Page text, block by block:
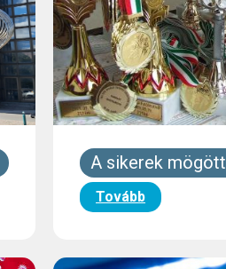
A sikerek mögött
Tovább